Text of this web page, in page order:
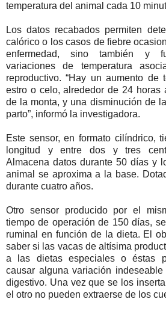
temperatura del animal cada 10
Los datos recabados permiten
calórico o los casos de fiebre
enfermedad, sino también y
variaciones de temperatura
reproductivo. “Hay un aumento de
estro o celo, alrededor de 24 horas
de la monta, y una disminución de
parto”, informó la investigadora.
Este sensor, en formato cilíndrico,
longitud y entre dos y tres
Almacena datos durante 50 días y
animal se aproxima a la base.
durante cuatro años.
Otro sensor producido por el
tiempo de operación de 150 días,
ruminal en función de la dieta. El
saber si las vacas de altísima
a las dietas especiales o éstas
causar alguna variación
digestivo. Una vez que se los
el otro no pueden extraerse de los